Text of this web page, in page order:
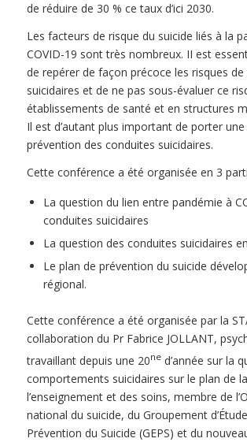
de réduire de 30 % ce taux d’ici 2030.
Les facteurs de risque du suicide liés à la
COVID-19 sont très nombreux. II est
de repérer de façon précoce les risques
suicidaires et de ne pas sous-évaluer ce
établissements de santé et en structures
Il est d’autant plus important de porter
prévention des conduites suicidaires.
Cette conférence a été organisée en 3
La question du lien entre pandémie à
conduites suicidaires
La question des conduites suicidaires
Le plan de prévention du suicide
régional.
Cette conférence a été organisée par la
collaboration du Pr Fabrice JOLLANT,
travaillant depuis une 20ned’année sur la
comportements suicidaires sur le plan de
l’enseignement et des soins, membre de
national du suicide, du Groupement
Prévention du Suicide (GEPS) et du